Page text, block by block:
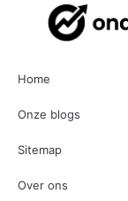
Home
Onze blogs
Sitemap
Over ons